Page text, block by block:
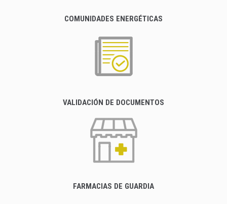
COMUNIDADES ENERGÉTICAS
VALIDACIÓN DE DOCUMENTOS
FARMACIAS DE GUARDIA